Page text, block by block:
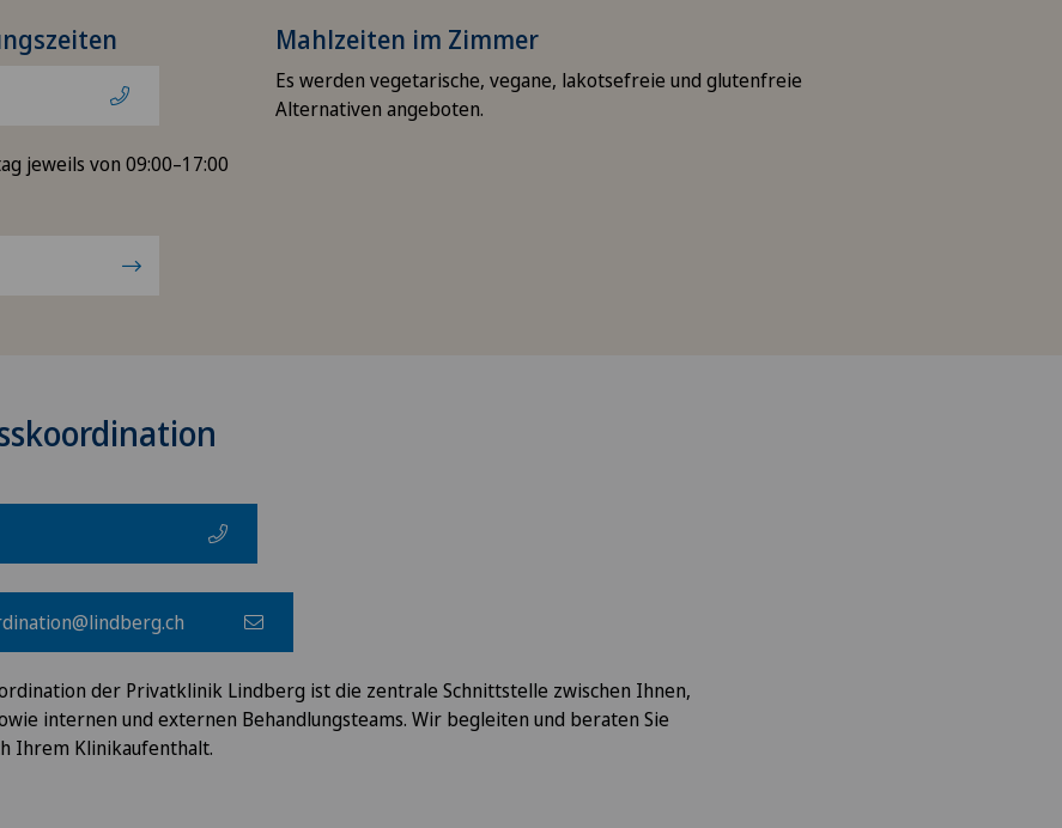
jeweils von 09:00–17:00
Mahlzeiten im Zimmer
Es werden vegetarische, vegane, lakotsefreie und glutenfreie
Alternativen angeboten.
der Privatklinik Lindberg ist die zentrale Schnittstelle zwischen Ihnen,
internen und externen Behandlungsteams. Wir begleiten und beraten Sie
Ihrem Klinikaufenthalt.